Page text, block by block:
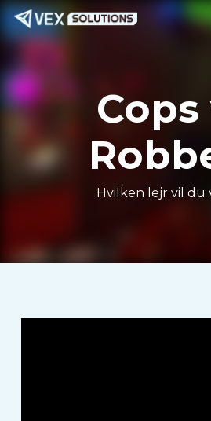
Spring
til
Cops
Hvilken lejr vil du